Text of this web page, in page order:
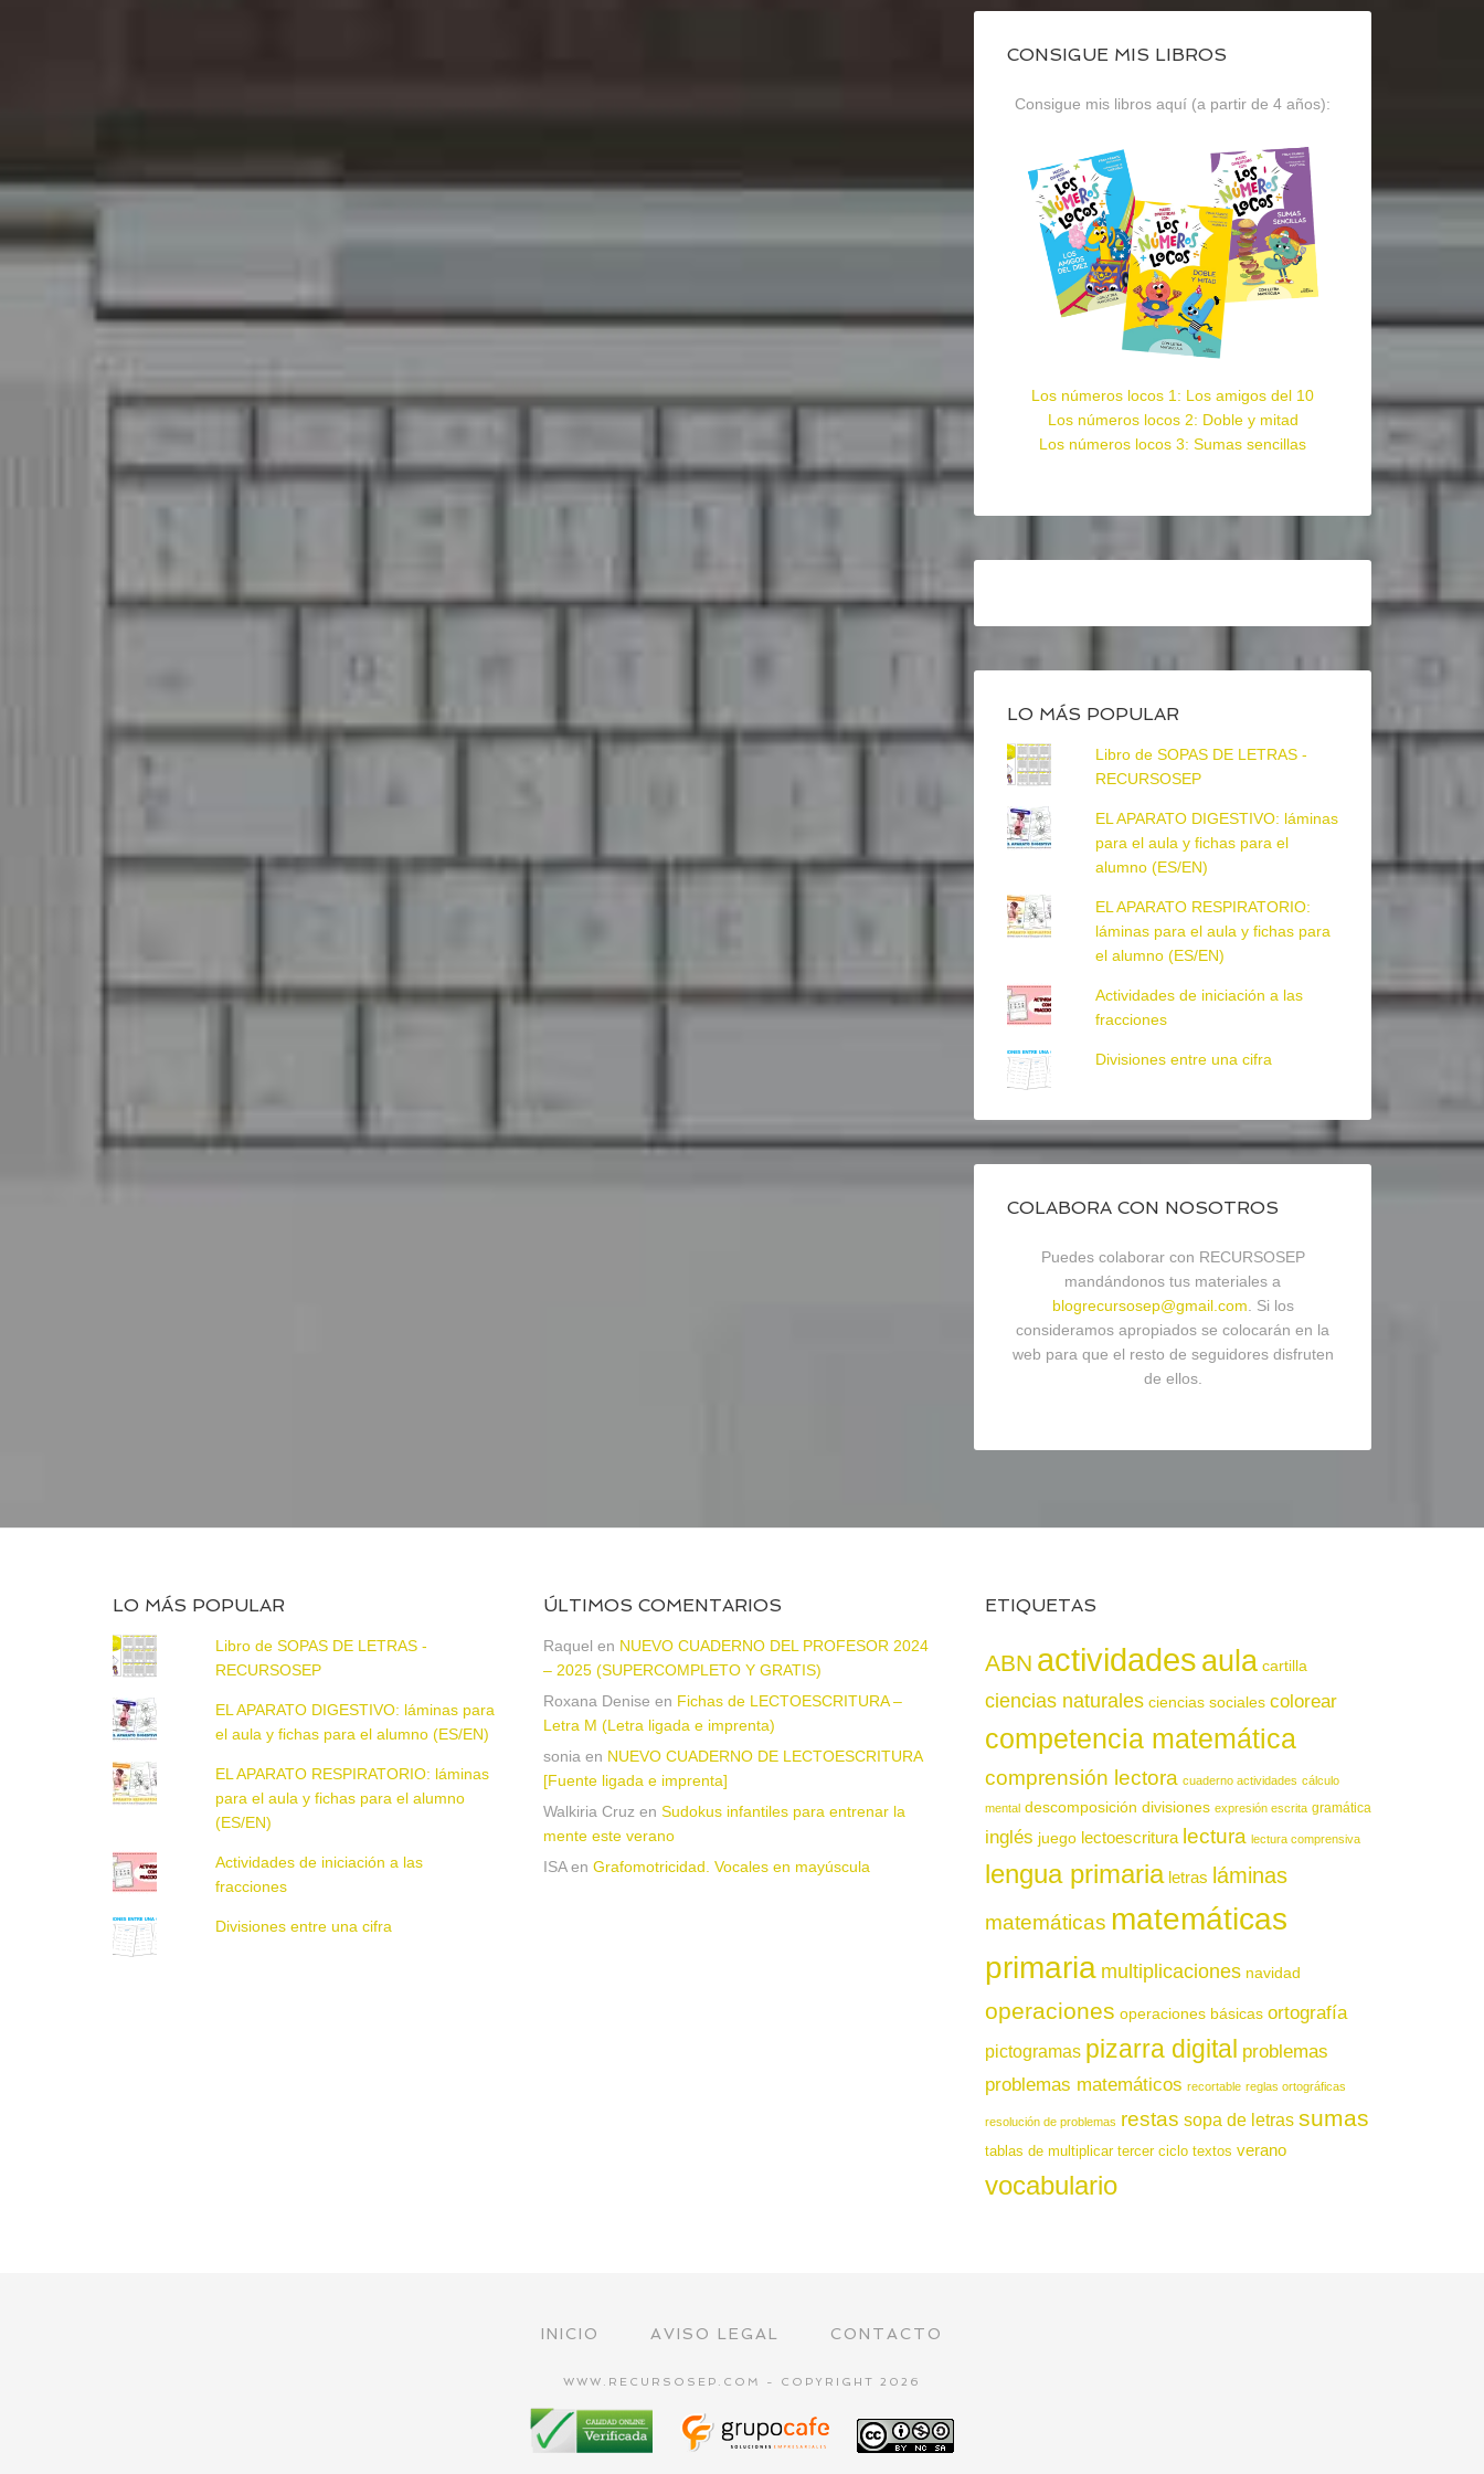
CONSIGUE MIS LIBROS
Consigue mis libros aquí (a partir de 4 años):
Los números locos 1: Los amigos del 10
Los números locos 2: Doble y mitad
Los números locos 3: Sumas sencillas
LO MÁS POPULAR
Libro de SOPAS DE LETRAS -
RECURSOSEP
EL APARATO DIGESTIVO: láminas
para el aula y fichas para el
alumno (ES/EN)
EL APARATO RESPIRATORIO:
láminas para el aula y fichas para
el alumno (ES/EN)
Actividades de iniciación a las
fracciones
Divisiones entre una cifra
COLABORA CON NOSOTROS
Puedes colaborar con RECURSOSEP
mandándonos tus materiales a
blogrecursosep@gmail.com . Si los
consideramos apropiados se colocarán en la
web para que el resto de seguidores disfruten
de ellos.
LO MÁS POPULAR
Libro de SOPAS DE LETRAS -
RECURSOSEP
EL APARATO DIGESTIVO: láminas para
el aula y fichas para el alumno (ES/EN)
EL APARATO RESPIRATORIO: láminas
para el aula y fichas para el alumno
(ES/EN)
Actividades de iniciación a las
fracciones
Divisiones entre una cifra
ÚLTIMOS COMENTARIOS
Raquel en NUEVO CUADERNO DEL PROFESOR 2024
– 2025 (SUPERCOMPLETO Y GRATIS)
Roxana Denise en Fichas de LECTOESCRITURA –
Letra M (Letra ligada e imprenta)
sonia en NUEVO CUADERNO DE LECTOESCRITURA
[Fuente ligada e imprenta]
Walkiria Cruz en Sudokus infantiles para entrenar la
mente este verano
ISAen Grafomotricidad. Vocales en mayúscula
ETIQUETAS
ABN actividadesaula cartilla
ciencias naturales ciencias sociales colorear
competencia matemática
comprensión lectora cuaderno actividades cálculo
mental descomposición divisiones expresión escrita gramática
inglés juego lectoescritura lectura lectura comprensiva
lengua primaria letras láminas
matemáticas matemáticas
primaria multiplicaciones navidad
operaciones operaciones básicas ortografía
pictogramas pizarra digital problemas
problemas matemáticos recortable reglas ortográficas
resolución de problemas restas sopa de letras sumas
tablas de multiplicar tercer ciclo textos verano
vocabulario
INICIO AVISO LEGAL CONTACTO
WWW.RECURSOSEP.COM - COPYRIGHT 2026